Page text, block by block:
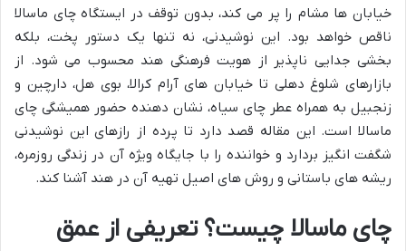
خیابان ها مشام را پر می کند، بدون توقف در ایستگاه چای ماسالا
ناقص خواهد بود. این نوشیدنی، نه تنها یک دستور پخت، بلکه
بخشی جدایی ناپذیر از هویت فرهنگی هند محسوب می شود. از
بازارهای شلوغ دهلی تا خیابان های آرام کرالا، بوی هل، دارچین و
زنجبیل به همراه عطر چای سیاه، نشان دهنده حضور همیشگی چای
ماسالا است. این مقاله قصد دارد تا پرده از رازهای این نوشیدنی
شگفت انگیز بردارد و خواننده را با جایگاه ویژه آن در زندگی روزمره،
ریشه های باستانی و روش های اصیل تهیه آن در هند آشنا کند.
چای ماسالا چیست؟ تعریفی از عمق